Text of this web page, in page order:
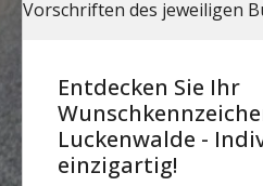
Entdecken Sie Ihr
Luckenwalde -
einzigartig!